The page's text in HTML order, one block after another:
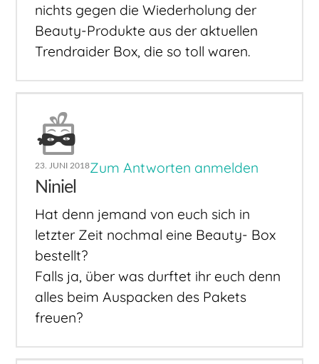
nichts gegen die Wiederholung der
Beauty-Produkte aus der aktuellen
Trendraider Box, die so toll waren.
23. JUNI 2018Zum Antworten anmelden
Niniel
Hat denn jemand von euch sich in
letzter Zeit nochmal eine Beauty- Box
bestellt?
Falls ja, über was durftet ihr euch denn
alles beim Auspacken des Pakets
freuen?